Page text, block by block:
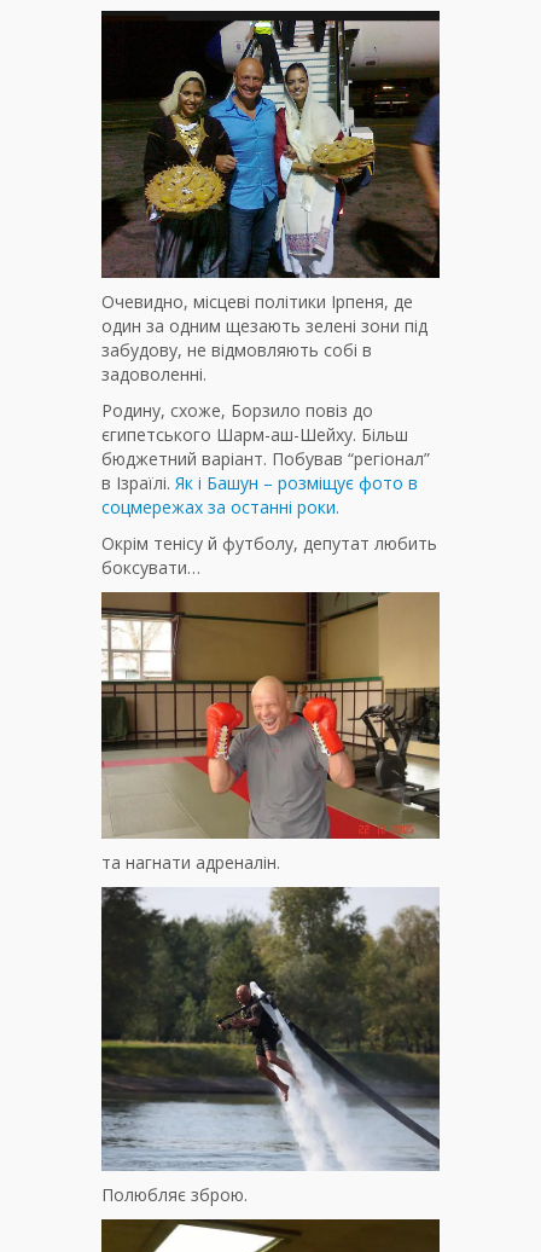
Очевидно, місцеві політики Ірпеня, де
один за одним щезають зелені зони під
забудову, не відмовляють собі в
задоволенні.
Родину, схоже, Борзило повіз до
єгипетського Шарм-аш-Шейху. Більш
бюджетний варіант. Побував “регіонал”
в Ізраїлі. Як і Башун – розміщує фото в
соцмережах за останні роки.
Окрім тенісу й футболу, депутат любить
боксувати…
та нагнати адреналін.
Полюбляє зброю.